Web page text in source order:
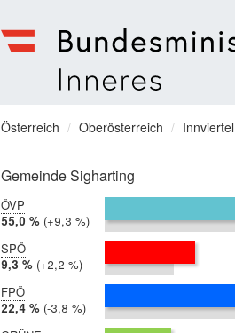
für
Inneres
Sie
sich
hier:
Österreich Oberösterreich Innviertel
Gemeinde Sigharting
ÖVP
2019:
55,0 %
2014:
45,7 %
Differenz:
+9,3 %
SPÖ
2019:
9,3 %
2014:
7,1 %
Differenz:
+2,2 %
FPÖ
2019:
22,4 %
2014:
26,1 %
Differenz:
-3,8 %